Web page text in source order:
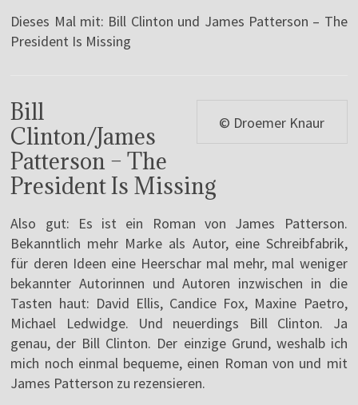
Dieses Mal mit: Bill Clinton und James Patterson – The
President Is Missing
© Droemer Knaur
Bill
Clinton/James
Patterson – The
President Is Missing
Also gut: Es ist ein Roman von James Patterson.
Bekanntlich mehr Marke als Autor, eine Schreibfabrik,
für deren Ideen eine Heerschar mal mehr, mal weniger
bekannter Autorinnen und Autoren inzwischen in die
Tasten haut: David Ellis, Candice Fox, Maxine Paetro,
Michael Ledwidge. Und neuerdings Bill Clinton. Ja
genau, der Bill Clinton. Der einzige Grund, weshalb ich
mich noch einmal bequeme, einen Roman von und mit
James Patterson zu rezensieren.